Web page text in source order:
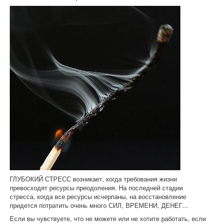
ГЛУБОКИЙ СТРЕСС возникает, когда требования жизни
превосходят ресурсы преодоления. На последней стадии
стресса, когда все ресурсы исчерпаны, на восстановление
придется потратить очень много СИЛ, ВРЕМЕНИ, ДЕНЕГ...
Если вы чувствуете, что не можете или не хотите работать, если